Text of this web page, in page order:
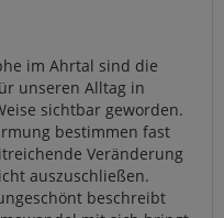
im Ahrtal sind die
unseren Alltag in
sichtbar geworden.
bestimmen fast
Veränderung
auszuschließen.
beschreibt